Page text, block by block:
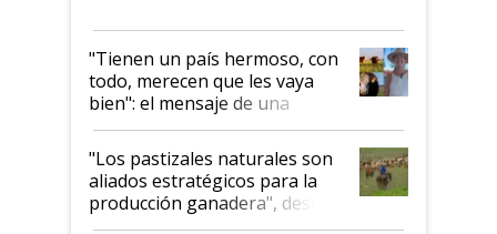
"Tienen un país hermoso, con
todo, merecen que les vaya
bien": el mensaje de una
ganadera uruguaya sobre las
oportunidades que se abren
para el agro en Argentina, con
foco en la carne
"Los pastizales naturales son
aliados estratégicos para la
producción ganadera", destaca
la iniciativa que ya reúne a 46